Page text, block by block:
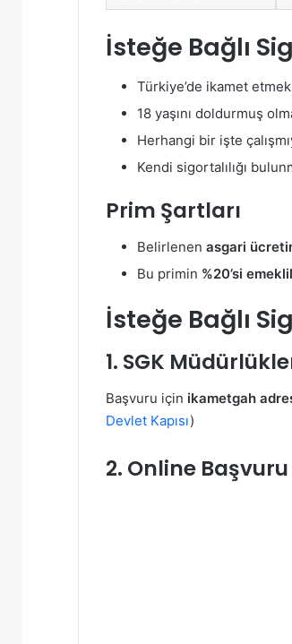
İsteğe Bağlı
Türkiye’de ikamet
18 yaşını doldurmuş
Herhangi bir işte
Kendi sigortalılığı
Prim Şartları
Belirlenen asgari
Bu primin %20’si
İsteğe Bağlı
1. SGK
Başvuru için ikametgah
Devlet Kapısı)
2. Online Başvuru